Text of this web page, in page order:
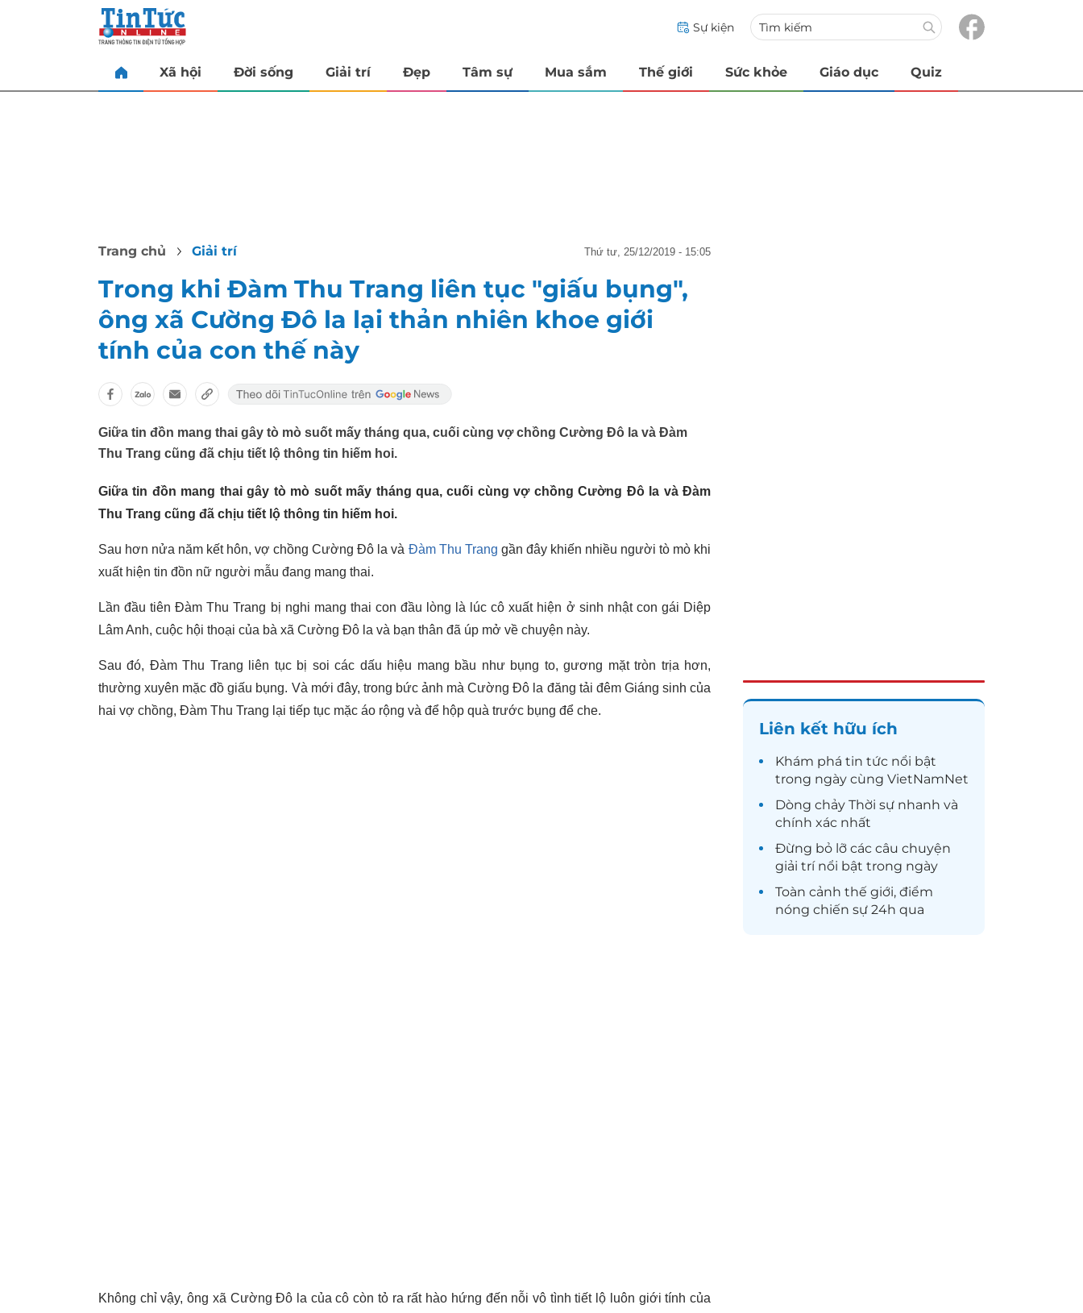
Sự kiện
Xã hội Đời sống Giải trí Đẹp Tâm sự Mua sắm Thế giới Sức khỏe Giáo dục Quiz
Trang chủ Giải trí thứ tư, 25/12/2019 - 15:05
Trong khi Đàm Thu Trang liên tục "giấu bụng",
ông xã Cường Đô la lại thản nhiên khoe giới
tính của con thế này
Giữa tin đồn mang thai gây tò mò suốt mấy tháng qua, cuối cùng vợ chồng Cường Đô la và Đàm
Thu Trang cũng đã chịu tiết lộ thông tin hiếm hoi.
Giữa tin đồn mang thai gây tò mò suốt mấy tháng qua, cuối cùng vợ chồng Cường Đô la và Đàm
Thu Trang cũng đã chịu tiết lộ thông tin hiếm hoi.
Sau hơn nửa năm kết hôn, vợ chồng Cường Đô la và Đàm Thu Trang gần đây khiến nhiều người tò mò khi
xuất hiện tin đồn nữ người mẫu đang mang thai.
Lần đầu tiên Đàm Thu Trang bị nghi mang thai con đầu lòng là lúc cô xuất hiện ở sinh nhật con gái Diệp
Lâm Anh, cuộc hội thoại của bà xã Cường Đô la và bạn thân đã úp mở về chuyện này.
Sau đó, Đàm Thu Trang liên tục bị soi các dấu hiệu mang bầu như bụng to, gương mặt tròn trịa hơn,
thường xuyên mặc đồ giấu bụng. Và mới đây, trong bức ảnh mà Cường Đô la đăng tải đêm Giáng sinh của
hai vợ chồng, Đàm Thu Trang lại tiếp tục mặc áo rộng và để hộp quà trước bụng để che.
Không chỉ vậy, ông xã Cường Đô la của cô còn tỏ ra rất hào hứng đến nỗi vô tình tiết lộ luôn giới tính của
Liên kết hữu ích
Khám phá tin tức nổi bật
trong ngày cùng VietNamNet
Dòng chảy Thời sự nhanh và
chính xác nhất
Đừng bỏ lỡ các câu chuyện
giải trínổi bật trong ngày
Toàn cảnh thế giới, điểm
nóng chiến sự 24h qua